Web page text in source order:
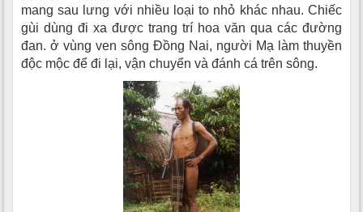
mang sau lưng với nhiều loại to nhỏ khác nhau. Chiếc
gùi dùng đi xa được trang trí hoa văn qua các đường
đan. ở vùng ven sông Ðồng Nai, người Mạ làm thuyền
độc mộc để đi lại, vận chuyển và đánh cá trên sông.